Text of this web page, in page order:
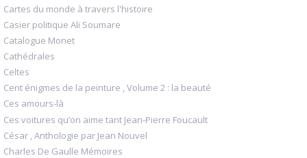
Cartes du monde à travers l'histoire
Casier politique Ali Soumare
Catalogue Monet
Cathédrales
Celtes
Cent énigmes de la peinture , Volume 2 : la beauté
Ces amours-là
Ces voitures qu’on aime tant Jean-Pierre Foucault
César , Anthologie par Jean Nouvel
Charles De Gaulle Mémoires